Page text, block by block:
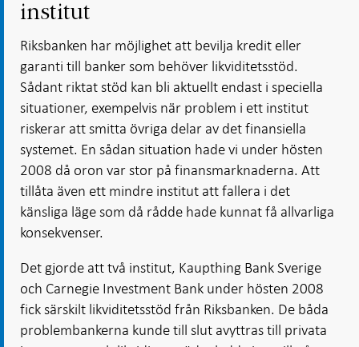
institut
Riksbanken har möjlighet att bevilja kredit eller
garanti till banker som behöver likviditetsstöd.
Sådant riktat stöd kan bli aktuellt endast i speciella
situationer, exempelvis när problem i ett institut
riskerar att smitta övriga delar av det finansiella
systemet. En sådan situation hade vi under hösten
2008 då oron var stor på finansmarknaderna. Att
tillåta även ett mindre institut att fallera i det
känsliga läge som då rådde hade kunnat få allvarliga
konsekvenser.
Det gjorde att två institut, Kaupthing Bank Sverige
och Carnegie Investment Bank under hösten 2008
fick särskilt likviditetsstöd från Riksbanken. De båda
problembankerna kunde till slut avyttras till privata